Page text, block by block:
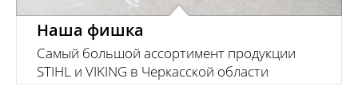
Наша фишка
Самый большой ассортимент продукции
STIHL и VIKING в Черкасской области